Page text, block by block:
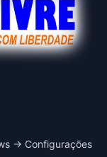
→ Configurações